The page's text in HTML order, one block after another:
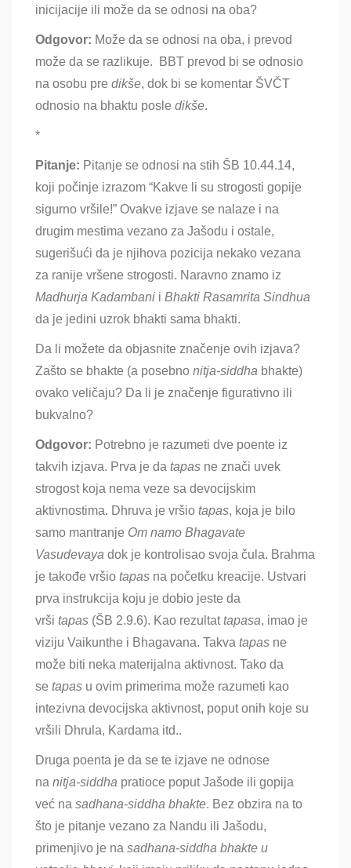
inicijacije ili može da se odnosi na oba?
Odgovor: Može da se odnosi na oba, i prevod
može da se razlikuje. BBT prevod bi se odnosio
na osobu pre dikše, dok bi se komentar ŠVČT
odnosio na bhaktu posle dikše.
*
Pitanje: Pitanje se odnosi na stih ŠB 10.44.14,
koji počinje izrazom “Kakve li su strogosti gopije
sigurno vršile!” Ovakve izjave se nalaze i na
drugim mestima vezano za Jašodu i ostale,
sugerišući da je njihova pozicija nekako vezana
za ranije vršene strogosti. Naravno znamo iz
Madhurja Kadambani i Bhakti Rasamrita Sindhua
da je jedini uzrok bhakti sama bhakti.
Da li možete da objasnite značenje ovih izjava?
Zašto se bhakte (a posebno nitja-siddha bhakte)
ovako veličaju? Da li je značenje figurativno ili
bukvalno?
Odgovor: Potrebno je razumeti dve poente iz
takvih izjava. Prva je da tapas ne znači uvek
strogost koja nema veze sa devocijskim
aktivnostima. Dhruva je vršio tapas, koja je bilo
samo mantranje Om namo Bhagavate
Vasudevaya dok je kontrolisao svoja čula. Brahma
je takođe vršio tapas na početku kreacije. Ustvari
prva instrukcija koju je dobio jeste da
vrši tapas (ŠB 2.9.6). Kao rezultat tapasa, imao je
viziju Vaikunthe i Bhagavana. Takva tapas ne
može biti neka materijalna aktivnost. Tako da
se tapas u ovim primerima može razumeti kao
intezivna devocijska aktivnost, poput onih koje su
vršili Dhrula, Kardama itd..
Druga poenta je da se te izjave ne odnose
na nitja-siddha pratioce poput Jašode ili gopija
već na sadhana-siddha bhakte. Bez obzira na to
što je pitanje vezano za Nandu ili Jašodu,
primenjivo je na sadhana-siddha bhakte u